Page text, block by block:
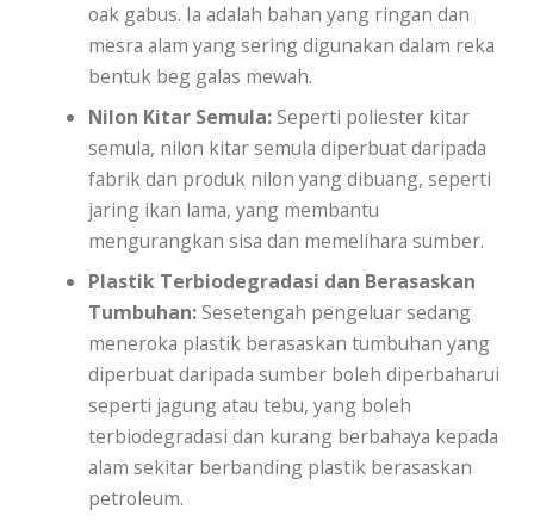
oak gabus. Ia adalah bahan yang ringan dan
mesra alam yang sering digunakan dalam reka
bentuk beg galas mewah.
Nilon Kitar Semula:Seperti poliester kitar
semula, nilon kitar semula diperbuat daripada
fabrik dan produk nilon yang dibuang, seperti
jaring ikan lama, yang membantu
mengurangkan sisa dan memelihara sumber.
Plastik Terbiodegradasi dan Berasaskan
Tumbuhan:Sesetengah pengeluar sedang
meneroka plastik berasaskan tumbuhan yang
diperbuat daripada sumber boleh diperbaharui
seperti jagung atau tebu, yang boleh
terbiodegradasi dan kurang berbahaya kepada
alam sekitar berbanding plastik berasaskan
petroleum.